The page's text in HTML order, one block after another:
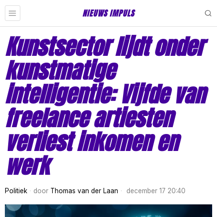
NIEUWS IMPULS
Kunstsector lijdt onder
kunstmatige
intelligentie: Vijfde van
freelance artiesten
verliest inkomen en
werk
Politiek door Thomas van der Laan december 17 20:40